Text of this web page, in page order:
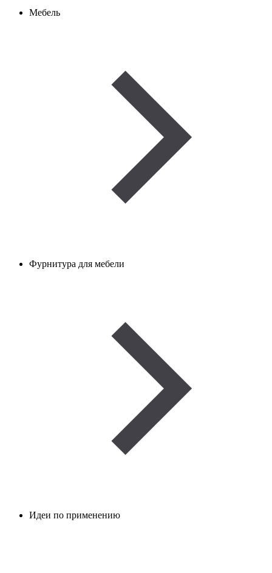
Мебель
Фурнитура для мебели
Идеи по применению